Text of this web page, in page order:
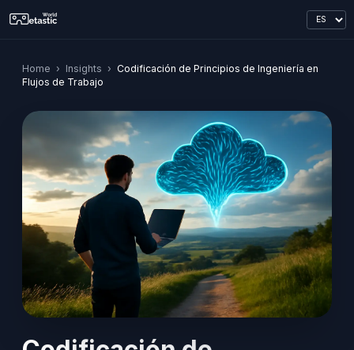
Home › Insights › Codificación de Principios de Ingeniería en
Flujos de Trabajo